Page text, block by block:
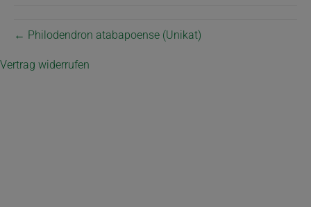
← Philodendron atabapoense (Unikat)
Vertrag widerrufen